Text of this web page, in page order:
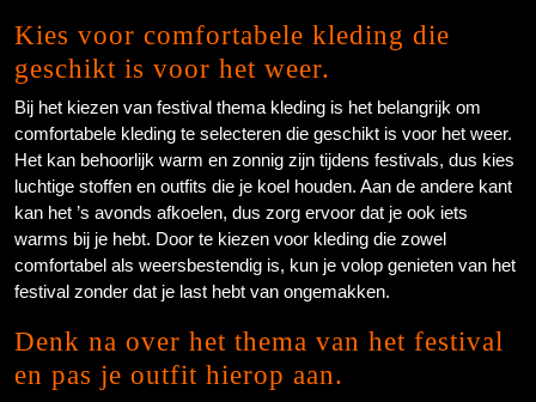
Kies voor comfortabele kleding die
geschikt is voor het weer.
Bij het kiezen van festival thema kleding is het belangrijk om
comfortabele kleding te selecteren die geschikt is voor het weer.
Het kan behoorlijk warm en zonnig zijn tijdens festivals, dus kies
luchtige stoffen en outfits die je koel houden. Aan de andere kant
kan het ’s avonds afkoelen, dus zorg ervoor dat je ook iets
warms bij je hebt. Door te kiezen voor kleding die zowel
comfortabel als weersbestendig is, kun je volop genieten van het
festival zonder dat je last hebt van ongemakken.
Denk na over het thema van het festival
en pas je outfit hierop aan.